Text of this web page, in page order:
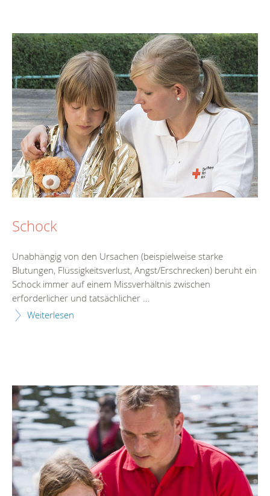
Schock
Unabhängig von den Ursachen (beispielweise starke
Blutungen, Flüssigkeitsverlust, Angst/Erschrecken) beruht ein
Schock immer auf einem Missverhältnis zwischen
erforderlicher und tatsächlicher ...
Weiterlesen